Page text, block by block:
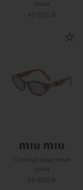
очки
45 950 ₽
Солнцезащитные
очки
59 950 ₽